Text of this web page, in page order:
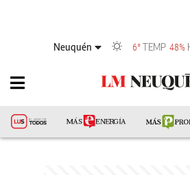
Neuquén 6°TEMP 48%